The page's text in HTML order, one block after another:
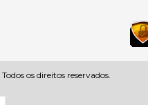
os direitos reservados.